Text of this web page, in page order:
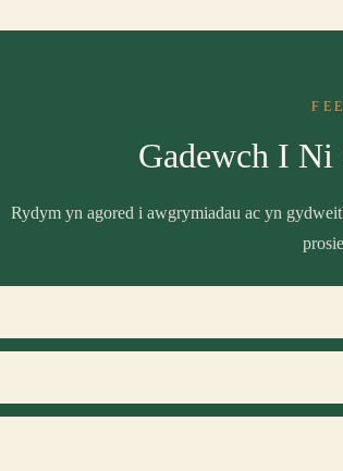
Gadewch I
Rydym yn agored i awgrymiadau ac yn